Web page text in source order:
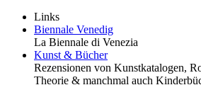
Links
Biennale Venedig
La Biennale di Venezia
Kunst & Bücher
Rezensionen von Kunstkatalogen,
Theorie & manchmal auch